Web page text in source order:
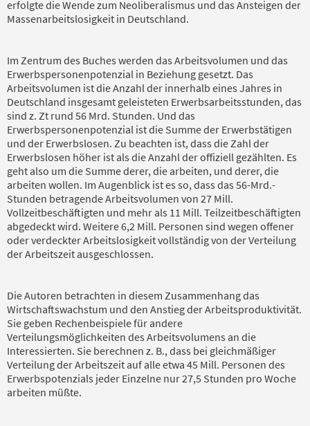
erfolgte die Wende zum Neoliberalismus und das Ansteigen der
Massenarbeitslosigkeit in Deutschland.
Im Zentrum des Buches werden das Arbeitsvolumen und das
Erwerbspersonenpotenzial in Beziehung gesetzt. Das
Arbeitsvolumen ist die Anzahl der innerhalb eines Jahres in
Deutschland insgesamt geleisteten Erwerbsarbeitsstunden, das
sind z. Zt rund 56 Mrd. Stunden. Und das
Erwerbspersonenpotenzial ist die Summe der Erwerbstätigen
und der Erwerbslosen. Zu beachten ist, dass die Zahl der
Erwerbslosen höher ist als die Anzahl der offiziell gezählten. Es
geht also um die Summe derer, die arbeiten, und derer, die
arbeiten wollen. Im Augenblick ist es so, dass das 56-Mrd.-
Stunden betragende Arbeitsvolumen von 27 Mill.
Vollzeitbeschäftigten und mehr als 11 Mill. Teilzeitbeschäftigten
abgedeckt wird. Weitere 6,2 Mill. Personen sind wegen offener
oder verdeckter Arbeitslosigkeit vollständig von der Verteilung
der Arbeitszeit ausgeschlossen.
Die Autoren betrachten in diesem Zusammenhang das
Wirtschaftswachstum und den Anstieg der Arbeitsproduktivität.
Sie geben Rechenbeispiele für andere
Verteilungsmöglichkeiten des Arbeitsvolumens an die
Interessierten. Sie berechnen z. B., dass bei gleichmäßiger
Verteilung der Arbeitszeit auf alle etwa 45 Mill. Personen des
Erwerbspotenzials jeder Einzelne nur 27,5 Stunden pro Woche
arbeiten müßte.